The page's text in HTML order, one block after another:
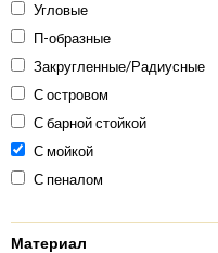
Угловые
П-образные
Закругленные/Радиусные
С островом
С барной стойкой
С мойкой
С пеналом
Материал